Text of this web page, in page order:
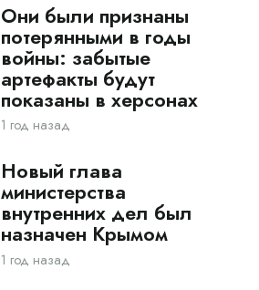
Они были признаны
потерянными в годы
войны: забытые
артефакты будут
показаны в херсонах
1 год назад
Новый глава
министерства
внутренних дел был
назначен Крымом
1 год назад